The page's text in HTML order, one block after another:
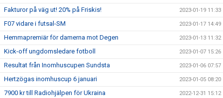
Fakturor på väg ut! 20% på Friskis! 2023-01-19 11:33
F07 vidare i futsal-SM 2023-01-17 14:49
Hemmapremiär för damerna mot Degen 2023-01-13 11:32
Kick-off ungdomsledare fotboll 2023-01-07 15:26
Resultat från Inomhuscupen Sundsta 2023-01-06 07:57
Hertzögas inomhuscup 6 januari 2023-01-05 08:20
7900 kr till Radiohjälpen för Ukraina 2022-12-31 15:12